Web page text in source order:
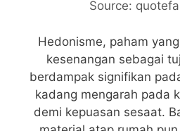
Source:
Hedonisme, paham
kesenangan sebagai
berdampak signifikan
kadang mengarah pada
demi kepuasan sesaat.